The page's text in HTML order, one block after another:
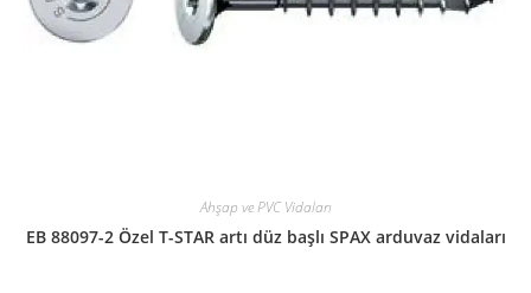
Ahşap ve PVC Vidaları
EB 88097-2 Özel T-STAR artı düz başlı SPAX arduvaz vidaları